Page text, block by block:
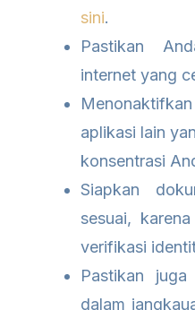
sini.
Pastikan
internet yang
aplikasi lain
konsentrasi
Siapkan
sesuai,
verifikasi
Pastikan
dalam